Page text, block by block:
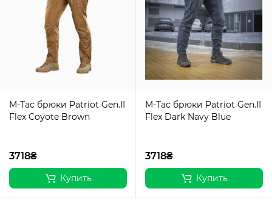
M-Tac брюки Patriot Gen.II
Flex Coyote Brown
3718₴
Купить
M-Tac брюки Patriot Gen.II
Flex Dark Navy Blue
3718₴
Купить